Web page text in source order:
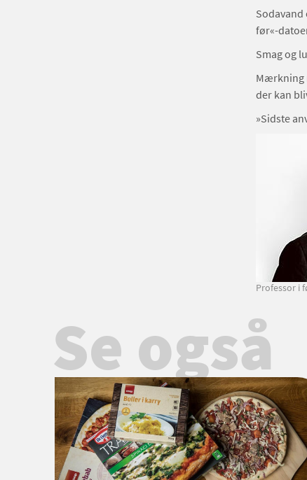
før«-
Smag og
Mærkning
der kan
»Sidste
Professor i
Se også